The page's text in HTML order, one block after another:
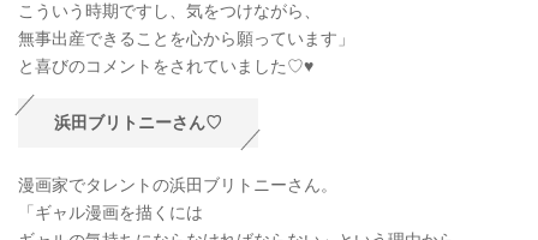
こういう時期ですし、気をつけながら、
無事出産できることを心から願っています」
と喜びのコメントをされていました♡♥
浜田ブリトニーさん♡
漫画家でタレントの浜田ブリトニーさん。
「ギャル漫画を描くには